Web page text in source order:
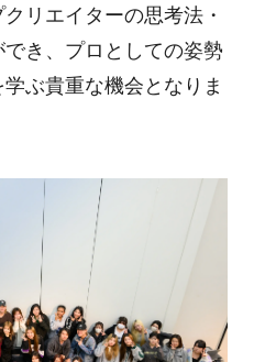
リエイターの思考法・
き、プロとしての姿勢
ぶ貴重な機会となりま